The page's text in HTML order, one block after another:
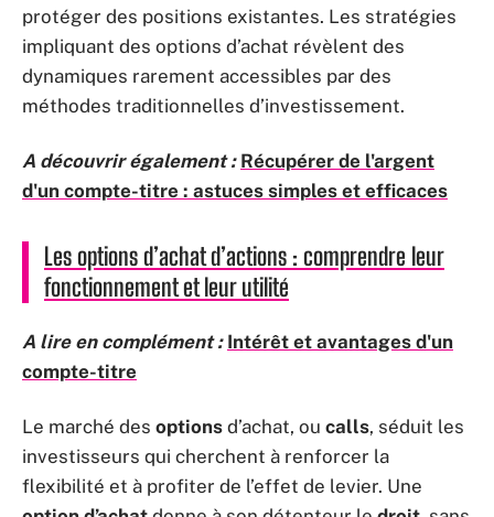
protéger des positions existantes. Les stratégies
impliquant des options d’achat révèlent des
dynamiques rarement accessibles par des
méthodes traditionnelles d’investissement.
A découvrir également : Récupérer de l'argent
d'un compte-titre : astuces simples et efficaces
Les options d’achat d’actions : comprendre leur
fonctionnement et leur utilité
A lire en complément : Intérêt et avantages d'un
compte-titre
Le marché des options d’achat, ou calls, séduit les
investisseurs qui cherchent à renforcer la
flexibilité et à profiter de l’effet de levier. Une